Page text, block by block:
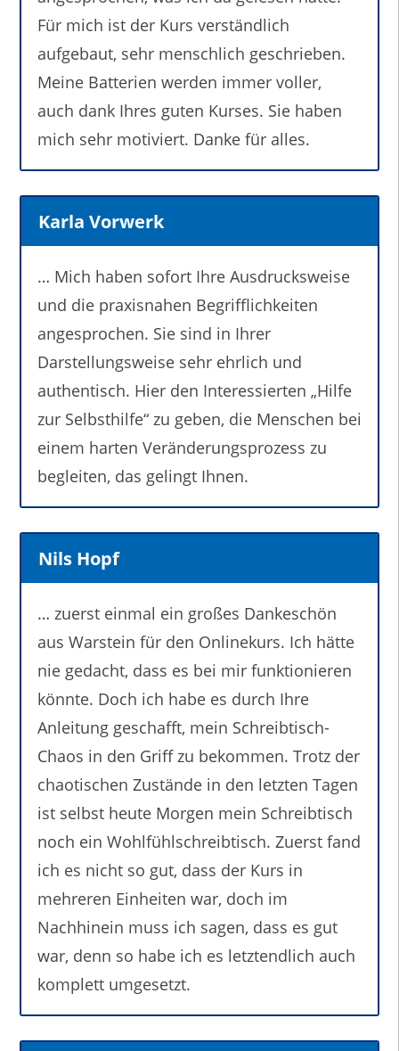
Für mich ist der Kurs verständlich
aufgebaut, sehr menschlich geschrieben.
Meine Batterien werden immer voller,
auch dank Ihres guten Kurses. Sie haben
mich sehr motiviert. Danke für alles.
Karla Vorwerk
… Mich haben sofort Ihre Ausdrucksweise
und die praxisnahen Begrifflichkeiten
angesprochen. Sie sind in Ihrer
Darstellungsweise sehr ehrlich und
authentisch. Hier den Interessierten „Hilfe
zur Selbsthilfe“ zu geben, die Menschen bei
einem harten Veränderungsprozess zu
begleiten, das gelingt Ihnen.
Nils Hopf
… zuerst einmal ein großes Dankeschön
aus Warstein für den Onlinekurs. Ich hätte
nie gedacht, dass es bei mir funktionieren
könnte. Doch ich habe es durch Ihre
Anleitung geschafft, mein Schreibtisch-
Chaos in den Griff zu bekommen. Trotz der
chaotischen Zustände in den letzten Tagen
ist selbst heute Morgen mein Schreibtisch
noch ein Wohlfühlschreibtisch. Zuerst fand
ich es nicht so gut, dass der Kurs in
mehreren Einheiten war, doch im
Nachhinein muss ich sagen, dass es gut
war, denn so habe ich es letztendlich auch
komplett umgesetzt.